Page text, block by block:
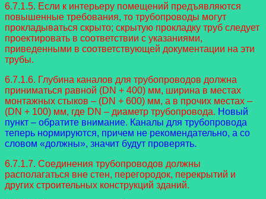
6.7.1.5. Если к интерьеру помещений предъявляются
повышенные требования, то трубопроводы могут
прокладываться скрыто; скрытую прокладку труб следует
проектировать в соответствии с указаниями,
приведенными в соответствующей документации на эти
трубы.
6.7.1.6. Глубина каналов для трубопроводов должна
приниматься равной (DN + 400) мм, ширина в местах
монтажных стыков – (DN + 600) мм, а в прочих местах –
(DN + 100) мм, где DN – диаметр трубопровода. Новый
пункт – обратите внимание. Каналы для трубопровода
теперь нормируются, причем не рекомендательно, а со
словом «должны», значит будут проверять.
6.7.1.7. Соединения трубопроводов должны
располагаться вне стен, перегородок, перекрытий и
других строительных конструкций зданий.